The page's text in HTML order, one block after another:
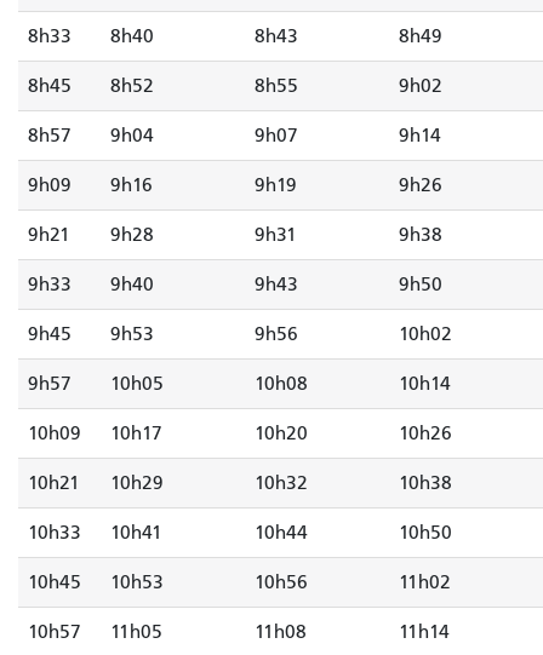
8h33 8h40 8h43 8h49
8h45 8h52 8h55 9h02
8h57 9h04 9h07 9h14
9h09 9h16 9h19 9h26
9h21 9h28 9h31 9h38
9h33 9h40 9h43 9h50
9h45 9h53 9h56 10h02
9h57 10h05 10h08 10h14
10h09 10h17 10h20 10h26
10h21 10h29 10h32 10h38
10h33 10h41 10h44 10h50
10h45 10h53 10h56 11h02
10h57 11h05 11h08 11h14